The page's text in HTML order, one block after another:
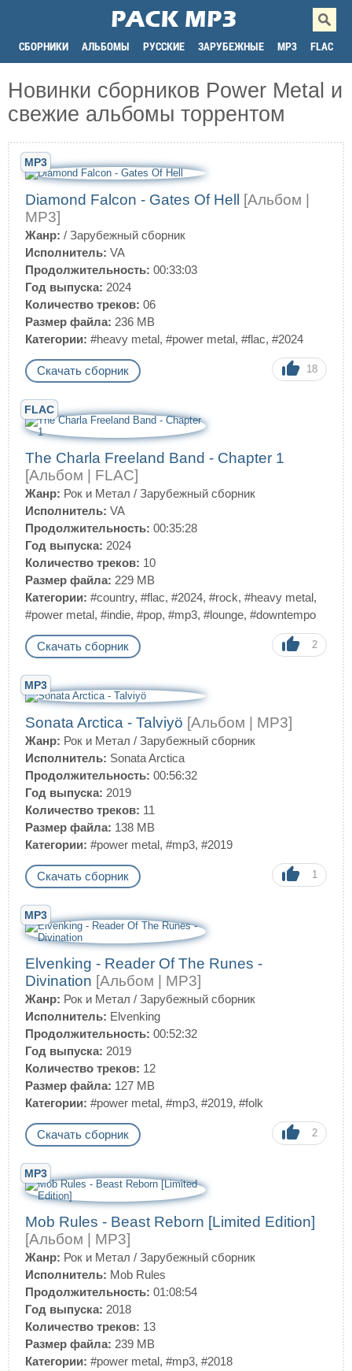
СБОРНИКИ АЛЬБОМЫ РУССКИЕ ЗАРУБЕЖНЫЕ MP3 FLAC
Новинки сборников Power Metal и
свежие альбомы торрентом
MP3
Diamond Falcon - Gates Of Hell
[Альбом |
MP3]
Жанр: / Зарубежный сборник
Исполнитель: VA
Продолжительность: 00:33:03
Год выпуска: 2024
Количество треков: 06
Размер файла: 236 MB
Категории: #heavy metal, #power metal, #flac, #2024
Скачать сборник 18
FLAC
The Charla Freeland Band - Chapter 1
[Альбом | FLAC]
Жанр: Рок и Метал / Зарубежный сборник
Исполнитель: VA
Продолжительность: 00:35:28
Год выпуска: 2024
Количество треков: 10
Размер файла: 229 MB
Категории: #country, #flac, #2024, #rock, #heavy metal,
#power metal, #indie, #pop, #mp3, #lounge, #downtempo
Скачать сборник 2
MP3
Sonata Arctica - Talviyö [Альбом | MP3]
Жанр: Рок и Метал / Зарубежный сборник
Исполнитель: Sonata Arctica
Продолжительность: 00:56:32
Год выпуска: 2019
Количество треков: 11
Размер файла: 138 MB
Категории: #power metal, #mp3, #2019
Скачать сборник 1
MP3
Elvenking - Reader Of The Runes -
Divination [Альбом | MP3]
Жанр: Рок и Метал / Зарубежный сборник
Исполнитель: Elvenking
Продолжительность: 00:52:32
Год выпуска: 2019
Количество треков: 12
Размер файла: 127 MB
Категории: #power metal, #mp3, #2019, #folk
Скачать сборник 2
MP3
Mob Rules - Beast Reborn [Limited Edition]
[Альбом | MP3]
Жанр: Рок и Метал / Зарубежный сборник
Исполнитель: Mob Rules
Продолжительность: 01:08:54
Год выпуска: 2018
Количество треков: 13
Размер файла: 239 MB
Категории: #power metal, #mp3, #2018